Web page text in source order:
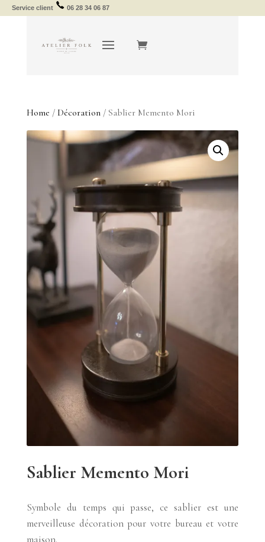
Service client 06 28 34 06 87
Home / Décoration/ Sablier Memento Mori
Sablier Memento Mori
Symbole du temps qui passe, ce sablier est une
merveilleuse décoration pour votre bureau et votre
maison.